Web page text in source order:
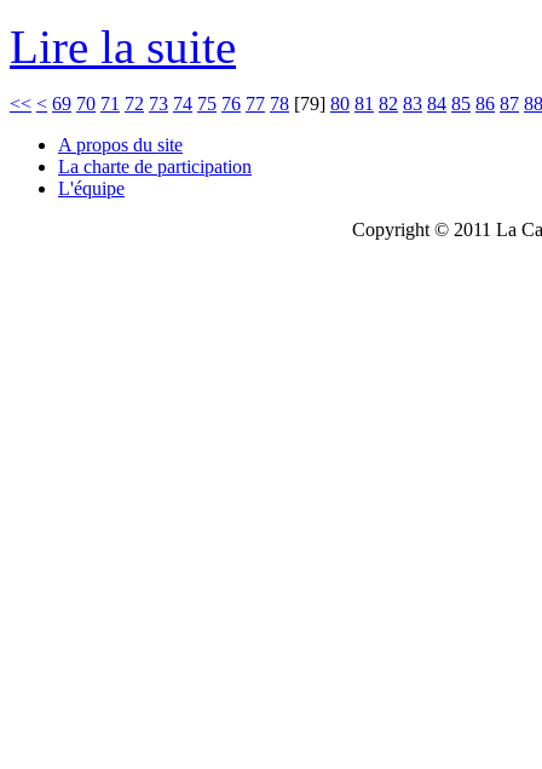
Lire la suite
<< < 69 70 71 72 73 74 75 76 77 78 [79] 80 81 82 83 84 85 86 87 88
A propos du site
La charte de participation
L'équipe
Copyright © 2011 La